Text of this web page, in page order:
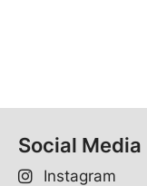
Social Media
Instagram